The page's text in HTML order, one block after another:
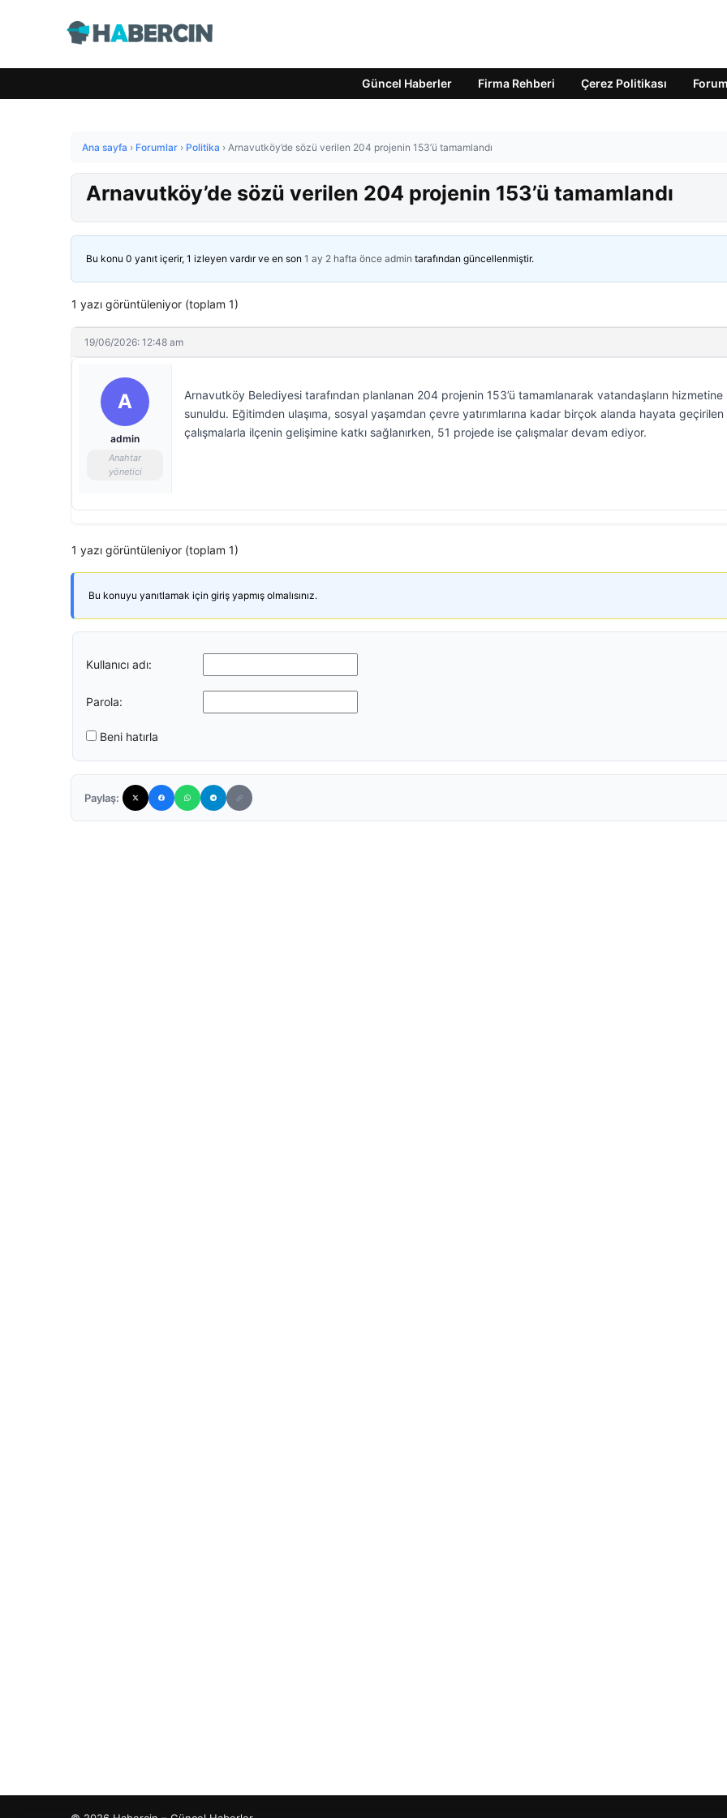
Güncel Haberler Firma Rehberi Çerez Politikası Forum
Ana sayfa › Forumlar › Politika › Arnavutköy’de sözü verilen 204 projenin 153’ü tamamlandı
Arnavutköy’de sözü verilen 204 projenin 153’ü tamamlandı
Bu konu 0 yanıt içerir, 1 izleyen vardır ve en son 1 ay 2 hafta önce admin tarafından güncellenmiştir.
1 yazı görüntüleniyor (toplam 1)
19/06/2026: 12:48 am
A
admin
Anahtar
yönetici
Arnavutköy Belediyesi tarafından planlanan 204 projenin 153’ü tamamlanarak vatandaşların hizmetine
sunuldu. Eğitimden ulaşıma, sosyal yaşamdan çevre yatırımlarına kadar birçok alanda hayata geçirilen
çalışmalarla ilçenin gelişimine katkı sağlanırken, 51 projede ise çalışmalar devam ediyor.
1 yazı görüntüleniyor (toplam 1)
Bu konuyu yanıtlamak için giriş yapmış olmalısınız.
Kullanıcı adı:
Parola:
Beni hatırla
Paylaş: